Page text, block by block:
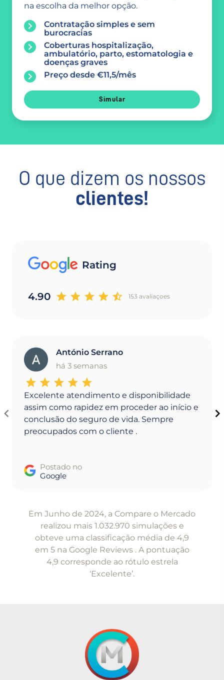
na escolha da melhor opção.
Contratação simples e sem
burocracias
Coberturas hospitalização,
ambulatório, parto, estomatologia e
doenças graves
Preço desde €11,5/mês
Simular
O que dizem os nossos
clientes!
Rating
4.90 153 avaliaçoes
A
António Serrano
há 3 semanas
Excelente atendimento e disponibilidade
assim como rapidez em proceder ao início e
conclusão do seguro de vida. Sempre
preocupados com o cliente .
Postado no
Google
Em Junho de 2024, a Compare o Mercado
realizou mais 1.032.970 simulações e
obteve uma classificação média de 4,9
em 5 na Google Reviews . A pontuação
4,9 corresponde ao rótulo estrela
‘Excelente’.